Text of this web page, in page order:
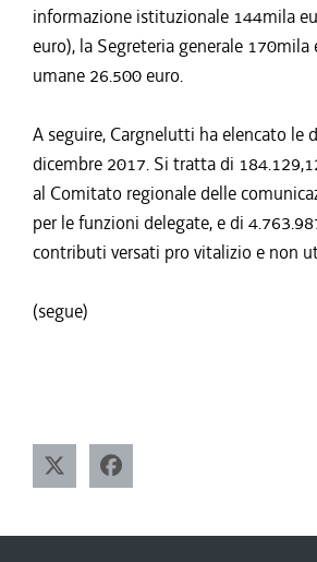
informazione istituzionale 144mila
euro), la Segreteria generale
umane 26.500 euro.
A seguire, Cargnelutti ha elencato
dicembre 2017. Si tratta di
al Comitato regionale delle
per le funzioni delegate, e di
contributi versati pro vitalizio e non
(segue)